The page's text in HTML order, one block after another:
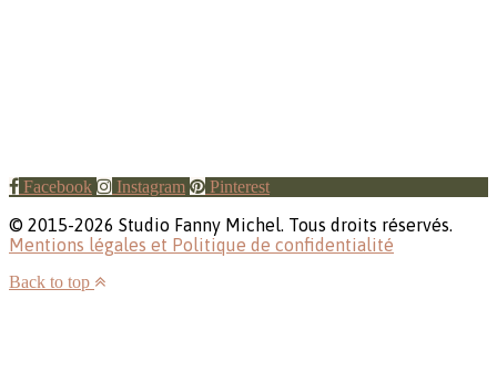
Facebook Instagram Pinterest
© 2015-2026 Studio Fanny Michel. Tous droits réservés.
Mentions légales et Politique de confidentialité
Back to top